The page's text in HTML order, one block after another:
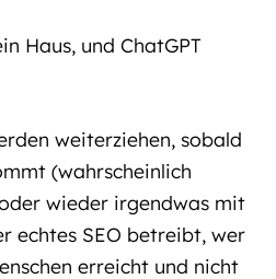
Haus, und ChatGPT
weiterziehen, sobald
(wahrscheinlich
wieder irgendwas mit
echtes SEO betreibt, wer
erreicht und nicht